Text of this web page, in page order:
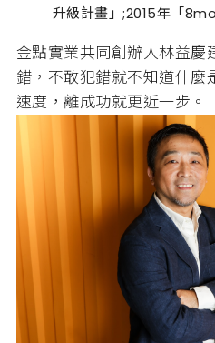
升級計畫」;2015年「
金點實業共同創辦人林益慶
錯，不敢犯錯就不知道什麼
速度，離成功就更近一步。